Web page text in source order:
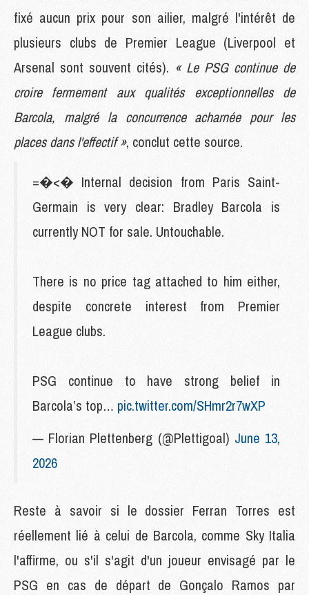
fixé aucun prix pour son ailier, malgré l'intérêt de
plusieurs clubs de Premier League (Liverpool et
Arsenal sont souvent cités). « Le PSG continue de
croire fermement aux qualités exceptionnelles de
Barcola, malgré la concurrence acharnée pour les
places dans l'effectif », conclut cette source.
=�<� Internal decision from Paris Saint-
Germain is very clear: Bradley Barcola is
currently NOT for sale. Untouchable.
There is no price tag attached to him either,
despite concrete interest from Premier
League clubs.
PSG continue to have strong belief in
Barcola’s top… pic.twitter.com/SHmr2r7wXP
— Florian Plettenberg (@Plettigoal) June 13,
2026
Reste à savoir si le dossier Ferran Torres est
réellement lié à celui de Barcola, comme Sky Italia
l'affirme, ou s'il s'agit d'un joueur envisagé par le
PSG en cas de départ de Gonçalo Ramos par